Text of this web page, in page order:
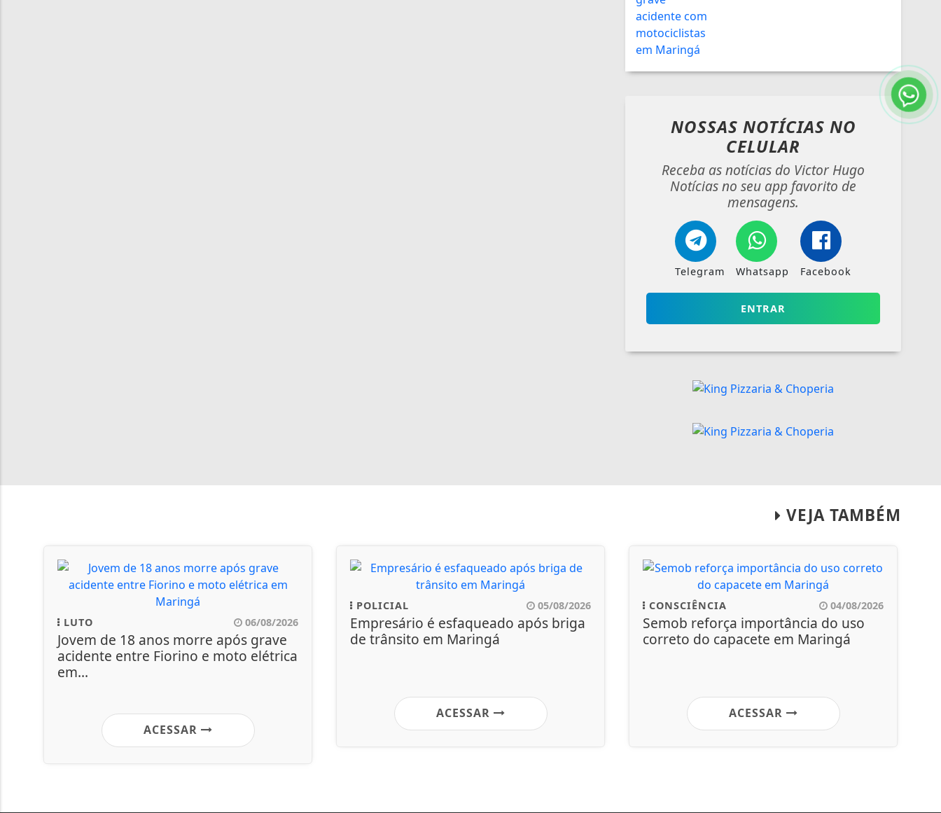
NOSSAS NOTÍCIAS NO
CELULAR
Receba as notícias do Victor Hugo
Notícias no seu app favorito de
mensagens.
Telegram Whatsapp Facebook
ENTRAR
VEJA TAMBÉM
LUTO 06/08/2026
Jovem de 18 anos morre após grave
acidente entre Fiorino e moto elétrica
em...
ACESSAR
POLICIAL 05/08/2026
Empresário é esfaqueado após briga
de trânsito em Maringá
ACESSAR
CONSCIÊNCIA 04/08/2026
Semob reforça importância do uso
correto do capacete em Maringá
ACESSAR